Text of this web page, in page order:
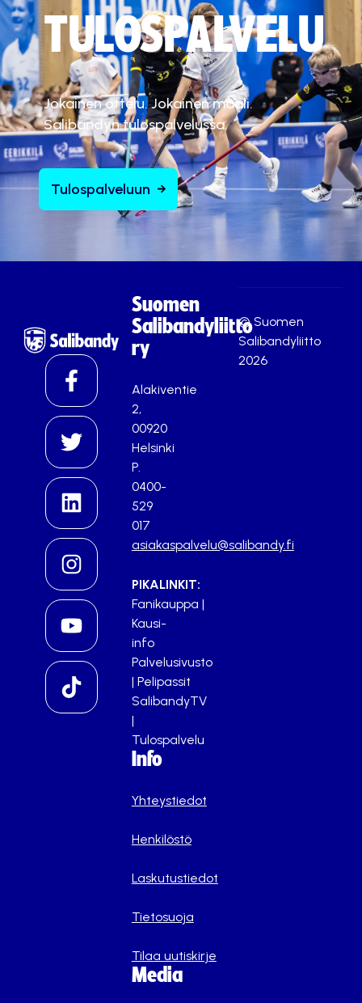
TULOSPALVELU
Jokainen ottelu. Jokainen maali.
Salibandyn tulospalvelussa.
Tulospalveluun
Suomen
Salibandyliitto
ry
Alakiventie
2,
00920
Helsinki
P.
0400-
529
017
asiakaspalvelu@salibandy.fi
PIKALINKIT:
Fanikauppa |
Kausi-
info
Palvelusivusto
| Pelipassit
SalibandyTV
|
Tulospalvelu
Info
Yhteystiedot
Henkilöstö
Laskutustiedot
Tietosuoja
Tilaa uutiskirje
Media
© Suomen
Salibandyliitto
2026